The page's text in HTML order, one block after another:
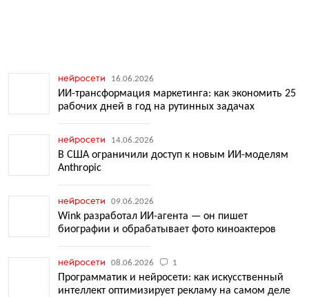
нейросети 16.06.2026
ИИ-трансформация маркетинга: как экономить 25
рабочих дней в год на рутинных задачах
нейросети 14.06.2026
В США ограничили доступ к новым ИИ-моделям
Anthropic
нейросети 09.06.2026
Wink разработал ИИ-агента — он пишет
биографии и обрабатывает фото киноактеров
нейросети 08.06.2026 1
Программатик и нейросети: как искусственный
интеллект оптимизирует рекламу на самом деле